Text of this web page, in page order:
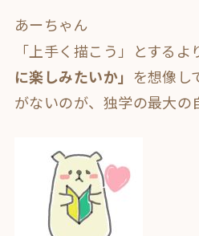
あーちゃん
「上手く描こう」とするよ
に楽しみたいか」 を想像し
がないのが、独学の最大の